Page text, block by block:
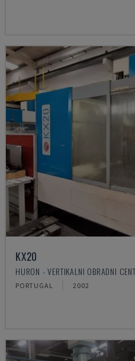
KX20
HURON - VERTIKALNI OBRADNI
PORTUGAL 2002